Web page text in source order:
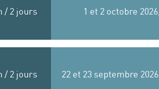
/ 2 jours 1 et 2 octobre
/ 2 jours 22 et 23 septembre